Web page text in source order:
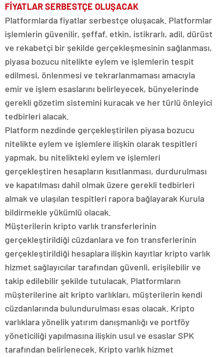
FİYATLAR SERBESTÇE OLUŞACAK
Platformlarda fiyatlar serbestçe oluşacak. Platformlar
işlemlerin güvenilir, şeffaf, etkin, istikrarlı, adil, dürüst
ve rekabetçi bir şekilde gerçekleşmesinin sağlanması,
piyasa bozucu nitelikte eylem ve işlemlerin tespit
edilmesi, önlenmesi ve tekrarlanmaması amacıyla
emir ve işlem esaslarını belirleyecek, bünyelerinde
gerekli gözetim sistemini kuracak ve her türlü önleyici
tedbirleri alacak.
Platform nezdinde gerçekleştirilen piyasa bozucu
nitelikte eylem ve işlemlere ilişkin olarak tespitleri
yapmak, bu nitelikteki eylem ve işlemleri
gerçekleştiren hesapların kısıtlanması, durdurulması
ve kapatılması dahil olmak üzere gerekli tedbirleri
almak ve ulaşılan tespitleri rapora bağlayarak Kurula
bildirmekle yükümlü olacak.
Müşterilerin kripto varlık transferlerinin
gerçekleştirildiği cüzdanlara ve fon transferlerinin
gerçekleştirildiği hesaplara ilişkin kayıtlar kripto varlık
hizmet sağlayıcılar tarafından güvenli, erişilebilir ve
takip edilebilir şekilde tutulacak. Platformların
müşterilerine ait kripto varlıkları, müşterilerin kendi
cüzdanlarında bulundurulması esas olacak. Kripto
varlıklara yönelik yatırım danışmanlığı ve portföy
yöneticiliği yapılmasına ilişkin usul ve esaslar SPK
tarafından belirlenecek. Kripto varlık hizmet